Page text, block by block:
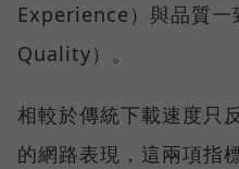
Experience）與品質
Quality）。
相較於傳統下載速度只
的網路表現，這兩項指